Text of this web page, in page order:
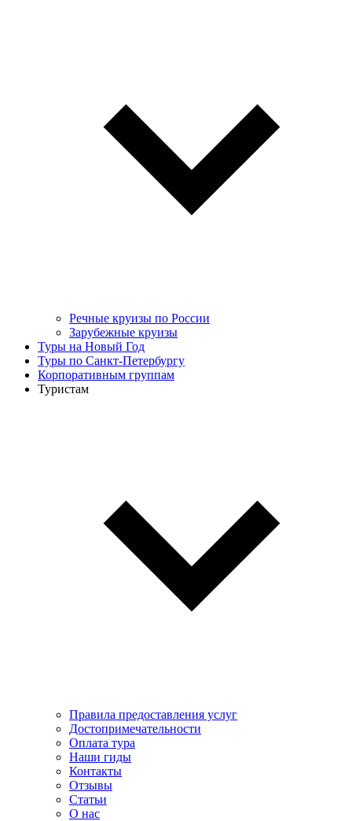
Речные круизы по России
Зарубежные круизы
Туры на Новый Год
Туры по Санкт-Петербургу
Корпоративным группам
Туристам
Правила предоставления услуг
Достопримечательности
Оплата тура
Наши гиды
Контакты
Отзывы
Статьи
О нас